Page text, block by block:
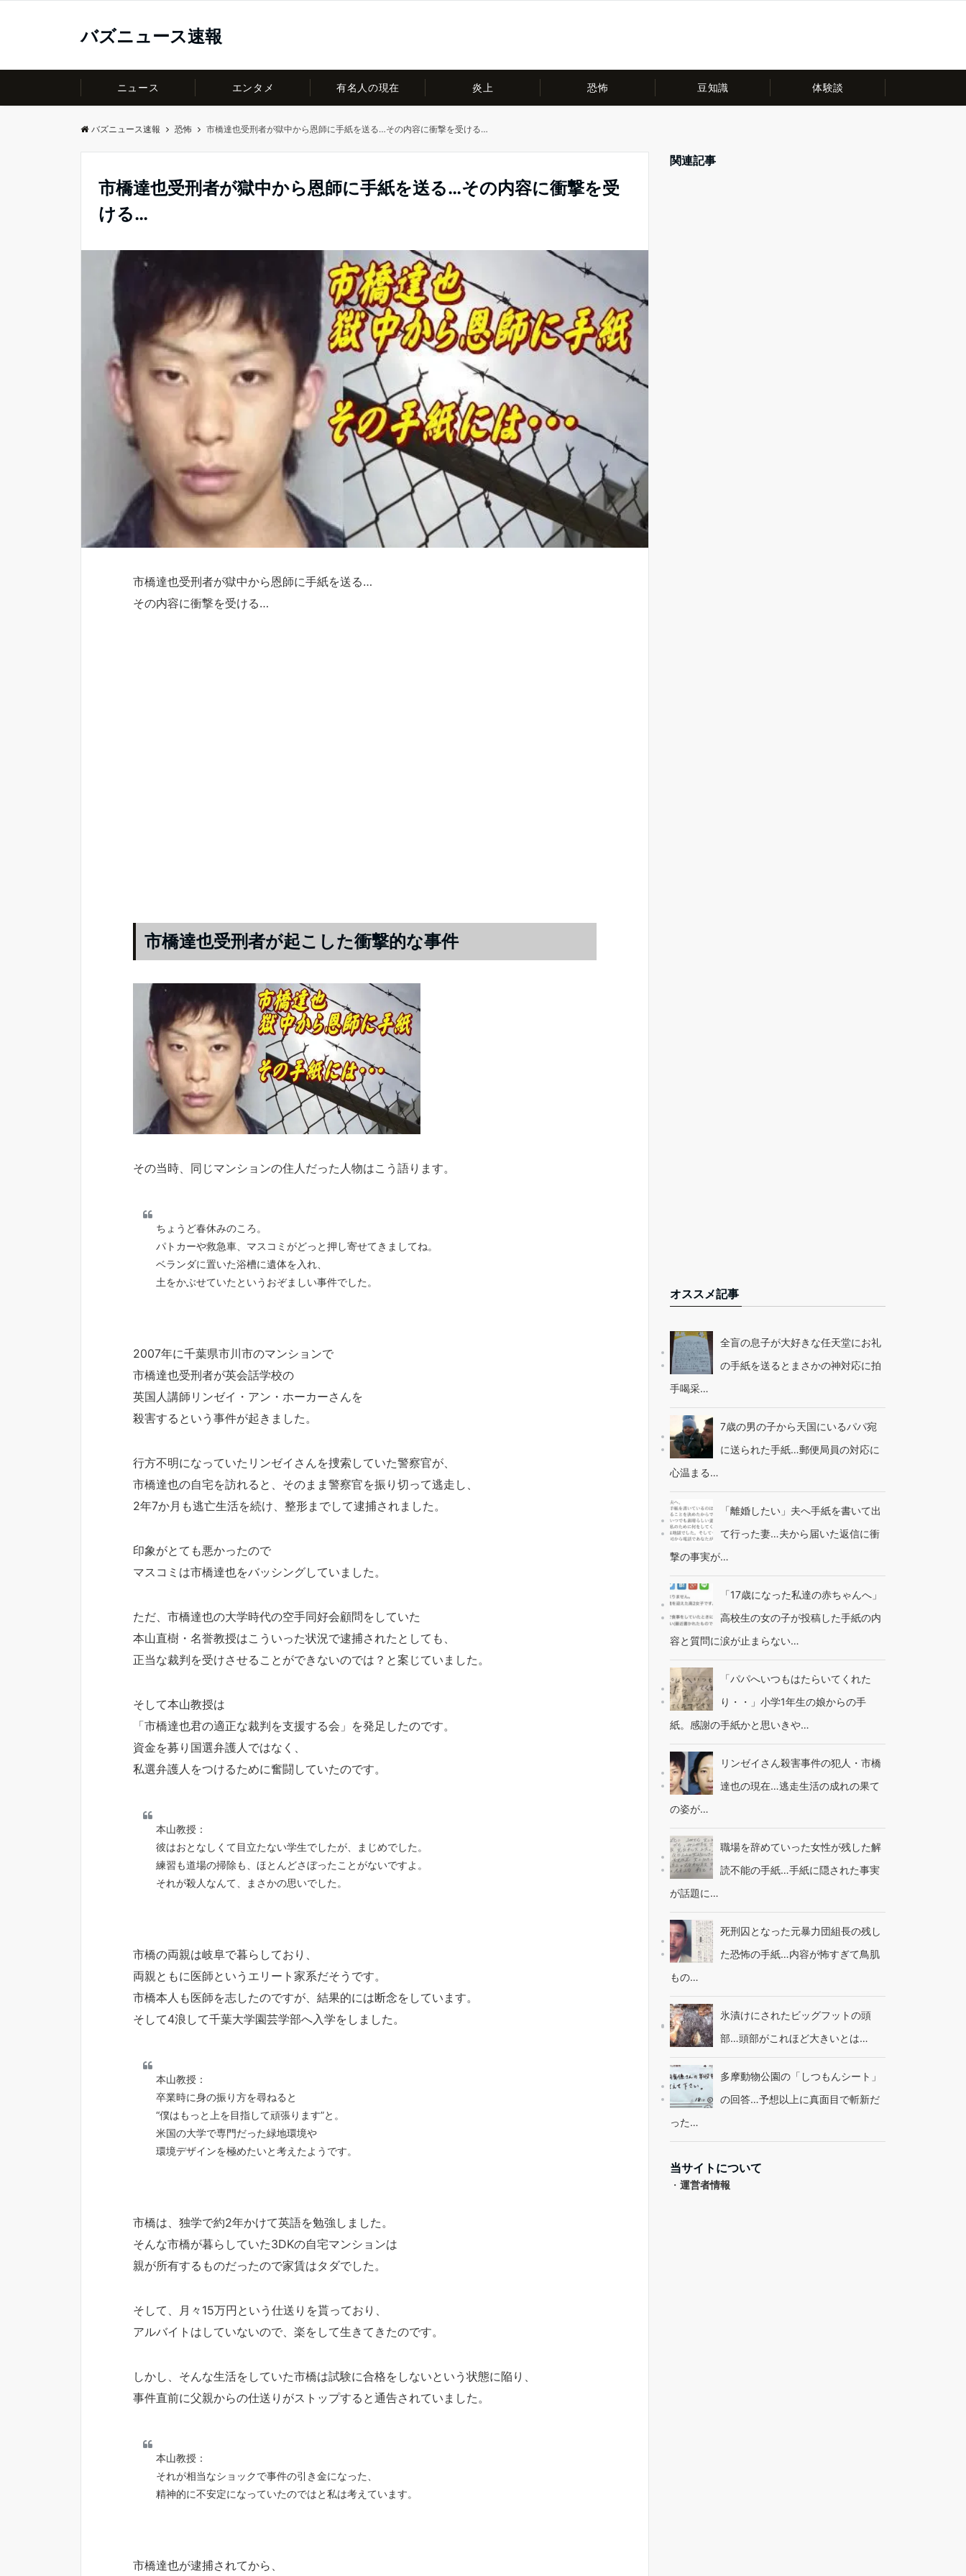
バズニュース速報
ニュース エンタメ 有名人の現在 炎上 恐怖 豆知識 体験談
バズニュース速報 恐怖 市橋達也受刑者が獄中から恩師に手紙を送る…その内容に衝撃を受ける…
市橋達也受刑者が獄中から恩師に手紙を送る…その内容に衝撃を受
ける…
市橋達也受刑者が獄中から恩師に手紙を送る…
その内容に衝撃を受ける…
市橋達也受刑者が起こした衝撃的な事件
その当時、同じマンションの住人だった人物はこう語ります。
ちょうど春休みのころ。
パトカーや救急車、マスコミがどっと押し寄せてきましてね。
ベランダに置いた浴槽に遺体を入れ、
土をかぶせていたというおぞましい事件でした。
2007年に千葉県市川市のマンションで
市橋達也受刑者が英会話学校の
英国人講師リンゼイ・アン・ホーカーさんを
殺害するという事件が起きました。
行方不明になっていたリンゼイさんを捜索していた警察官が、
市橋達也の自宅を訪れると、そのまま警察官を振り切って逃走し、
2年7か月も逃亡生活を続け、整形までして逮捕されました。
印象がとても悪かったので
マスコミは市橋達也をバッシングしていました。
ただ、市橋達也の大学時代の空手同好会顧問をしていた
本山直樹・名誉教授はこういった状況で逮捕されたとしても、
正当な裁判を受けさせることができないのでは？と案じていました。
そして本山教授は
「市橋達也君の適正な裁判を支援する会」を発足したのです。
資金を募り国選弁護人ではなく、
私選弁護人をつけるために奮闘していたのです。
本山教授：
彼はおとなしくて目立たない学生でしたが、まじめでした。
練習も道場の掃除も、ほとんどさぼったことがないですよ。
それが殺人なんて、まさかの思いでした。
市橋の両親は岐阜で暮らしており、
両親ともに医師というエリート家系だそうです。
市橋本人も医師を志したのですが、結果的には断念をしています。
そして4浪して千葉大学園芸学部へ入学をしました。
本山教授：
卒業時に身の振り方を尋ねると
“僕はもっと上を目指して頑張ります”と。
米国の大学で専門だった緑地環境や
環境デザインを極めたいと考えたようです。
市橋は、独学で約2年かけて英語を勉強しました。
そんな市橋が暮らしていた3DKの自宅マンションは
親が所有するものだったので家賃はタダでした。
そして、月々15万円という仕送りを貰っており、
アルバイトはしていないので、楽をして生きてきたのです。
しかし、そんな生活をしていた市橋は試験に合格をしないという状態に陥り、
事件直前に父親からの仕送りがストップすると通告されていました。
本山教授：
それが相当なショックで事件の引き金になった、
精神的に不安定になっていたのではと私は考えています。
市橋達也が逮捕されてから、
関連記事
オススメ記事
全盲の息子が大好きな任天堂にお礼
の手紙を送るとまさかの神対応に拍
手喝采…
7歳の男の子から天国にいるパパ宛
に送られた手紙…郵便局員の対応に
心温まる…
「離婚したい」夫へ手紙を書いて出
て行った妻…夫から届いた返信に衝
撃の事実が…
「17歳になった私達の赤ちゃんへ」
高校生の女の子が投稿した手紙の内
容と質問に涙が止まらない…
「パパへいつもはたらいてくれた
り・・」小学1年生の娘からの手
紙。感謝の手紙かと思いきや…
リンゼイさん殺害事件の犯人・市橋
達也の現在…逃走生活の成れの果て
の姿が…
職場を辞めていった女性が残した解
読不能の手紙…手紙に隠された事実
が話題に…
死刑囚となった元暴力団組長の残し
た恐怖の手紙…内容が怖すぎて鳥肌
もの…
氷漬けにされたビッグフットの頭
部…頭部がこれほど大きいとは…
多摩動物公園の「しつもんシート」
の回答…予想以上に真面目で斬新だ
った…
当サイトについて
・ 運営者情報